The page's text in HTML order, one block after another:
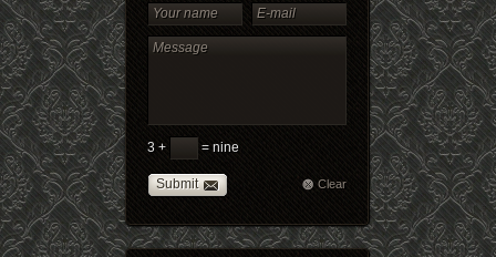
3 + = nine
Submit Clear